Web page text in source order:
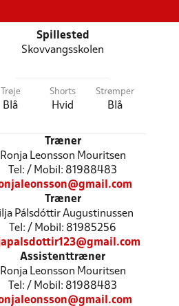
Spillested
Skovvangsskolen
Trøje
Blå
Shorts
Hvid
Strømper
Blå
Træner
Ronja Leonsson Mouritsen
Tel: / Mobil: 81988483
Træner
Pálsdóttir Augustinussen
Tel: / Mobil: 81985256
Assistenttræner
Ronja Leonsson Mouritsen
Tel: / Mobil: 81988483